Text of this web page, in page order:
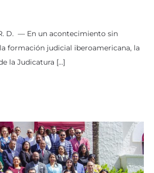
D. — En un acontecimiento sin
formación judicial iberoamericana, la
la Judicatura […]